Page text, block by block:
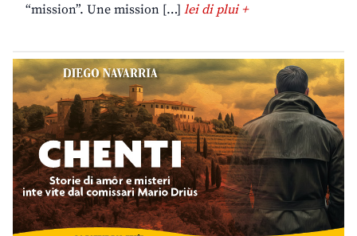
“mission”. Une mission […] lei di plui +